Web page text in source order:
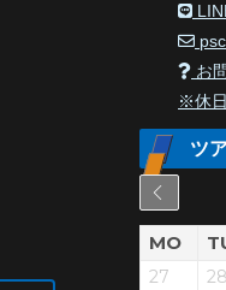
お
※休
ツ
MO
27 28